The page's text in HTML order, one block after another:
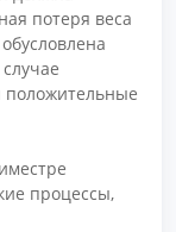
потеря веса
положительные
процессы,